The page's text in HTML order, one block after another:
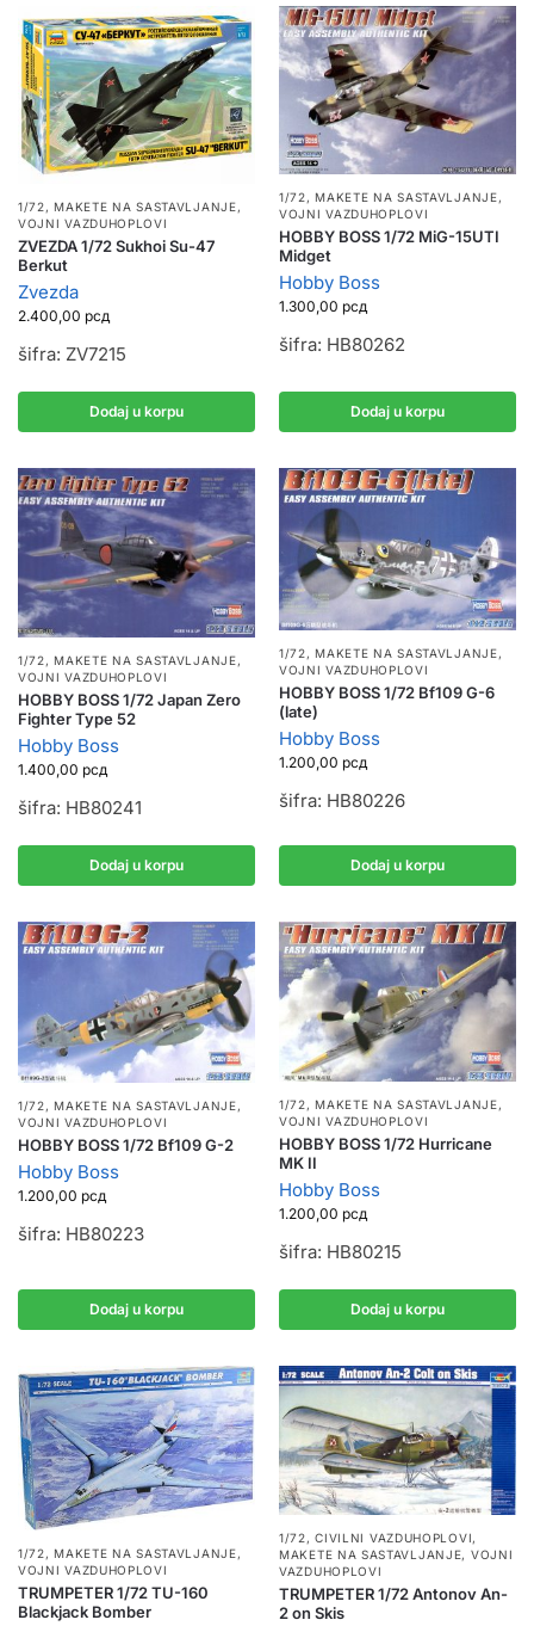
1/72, MAKETE NA SASTAVLJANJE,
VOJNI VAZDUHOPLOVI
ZVEZDA 1/72 Sukhoi Su-47
Berkut
Zvezda
2.400,00 рсд
šifra: ZV7215
Dodaj u korpu
1/72, MAKETE NA SASTAVLJANJE,
VOJNI VAZDUHOPLOVI
HOBBY BOSS 1/72 MiG-15UTI
Midget
Hobby Boss
1.300,00 рсд
šifra: HB80262
Dodaj u korpu
1/72, MAKETE NA SASTAVLJANJE,
VOJNI VAZDUHOPLOVI
HOBBY BOSS 1/72 Japan Zero
Fighter Type 52
Hobby Boss
1.400,00 рсд
šifra: HB80241
Dodaj u korpu
1/72,MAKETE NA SASTAVLJANJE,
VOJNI VAZDUHOPLOVI
HOBBY BOSS 1/72 Bf109 G-6
(late)
Hobby Boss
1.200,00 рсд
šifra: HB80226
Dodaj u korpu
1/72,MAKETE NA SASTAVLJANJE,
VOJNI VAZDUHOPLOVI
HOBBY BOSS 1/72 Bf109 G-2
Hobby Boss
1.200,00 рсд
šifra: HB80223
Dodaj u korpu
1/72, MAKETE NA SASTAVLJANJE,
VOJNI VAZDUHOPLOVI
HOBBY BOSS 1/72 Hurricane
MK II
Hobby Boss
1.200,00 рсд
šifra: HB80215
Dodaj u korpu
1/72, MAKETE NA SASTAVLJANJE,
VOJNI VAZDUHOPLOVI
TRUMPETER 1/72 TU-160
Blackjack Bomber
1/72,CIVILNI VAZDUHOPLOVI,
MAKETE NA SASTAVLJANJE, VOJNI
VAZDUHOPLOVI
TRUMPETER 1/72 Antonov An-
2 on Skis